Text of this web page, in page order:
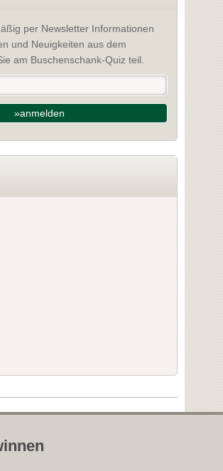
per Newsletter Informationen
und Neuigkeiten aus dem
am Buschenschank-Quiz teil.
»anmelden